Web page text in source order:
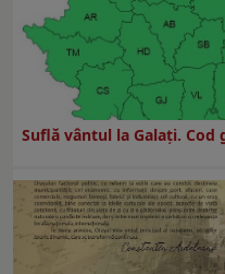
Suflă vântul la Galaţi.